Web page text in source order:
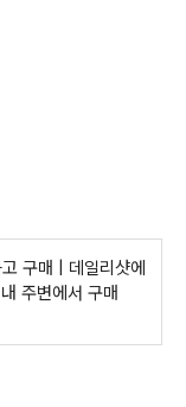
구매 | 데일리샷에
주변에서 구매